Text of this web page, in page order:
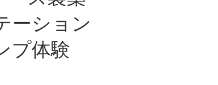
ーション
プ体験